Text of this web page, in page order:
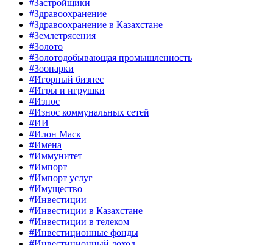
#Застройщики
#Здравоохранение
#Здравоохранение в Казахстане
#Землетрясения
#Золото
#Золотодобывающая промышленность
#Зоопарки
#Игорный бизнес
#Игры и игрушки
#Износ
#Износ коммунальных сетей
#ИИ
#Илон Маск
#Имена
#Иммунитет
#Импорт
#Импорт услуг
#Имущество
#Инвестиции
#Инвестиции в Казахстане
#Инвестиции в телеком
#Инвестиционные фонды